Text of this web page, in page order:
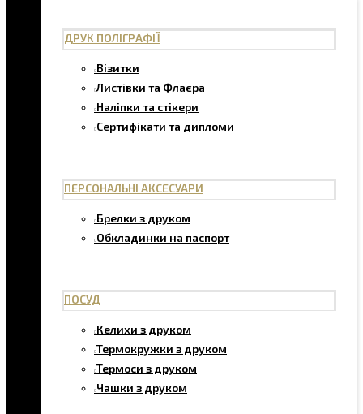
ДРУК ПОЛІГРАФІЇ
Візитки
Листівки та Флаєра
Наліпки та стікери
Сертифікати та дипломи
ПЕРСОНАЛЬНІ АКСЕСУАРИ
Брелки з друком
Обкладинки на паспорт
ПОСУД
Келихи з друком
Термокружки з друком
Термоси з друком
Чашки з друком